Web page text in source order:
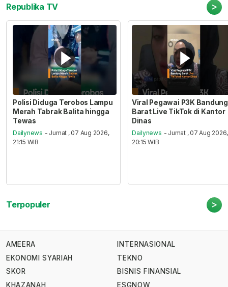
Republika TV >
Polisi Diduga Terobos Lampu
Merah Tabrak Balita hingga
Tewas
Dailynews - Jumat , 07 Aug 2026,
21:15 WIB
Viral Pegawai P3K Bandung
Barat Live TikTok di Kantor
Dinas
Dailynews - Jumat , 07 Aug 2026,
20:15 WIB
Terpopuler >
AMEERA
EKONOMI SYARIAH
SKOR
KHAZANAH
INTERNASIONAL
TEKNO
BISNIS FINANSIAL
ESGNOW